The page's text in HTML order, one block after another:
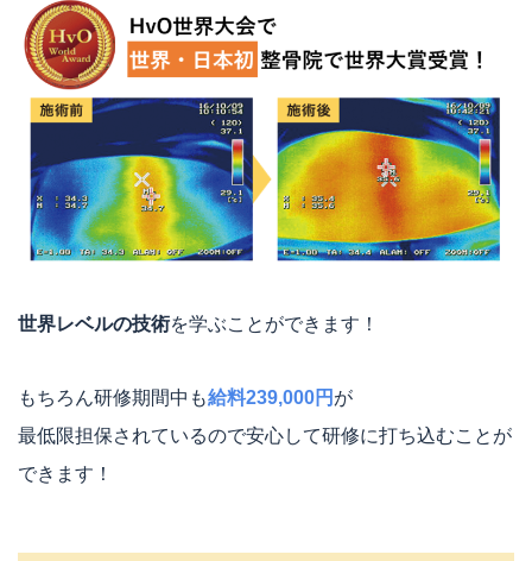
世界レベルの技術を学ぶことができます！
もちろん研修期間中も給料239,000円 が
最低限担保されているので安心して研修に打ち込むことが
できます！